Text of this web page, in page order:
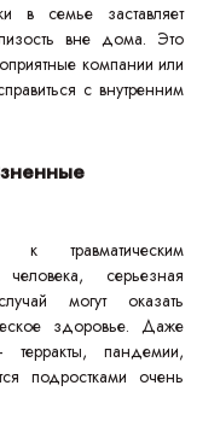
в семье заставляет
вне дома. Это
компании или
с внутренним
травматическим
серьезная
могут оказать
здоровье. Даже
пандемии,
подростками очень